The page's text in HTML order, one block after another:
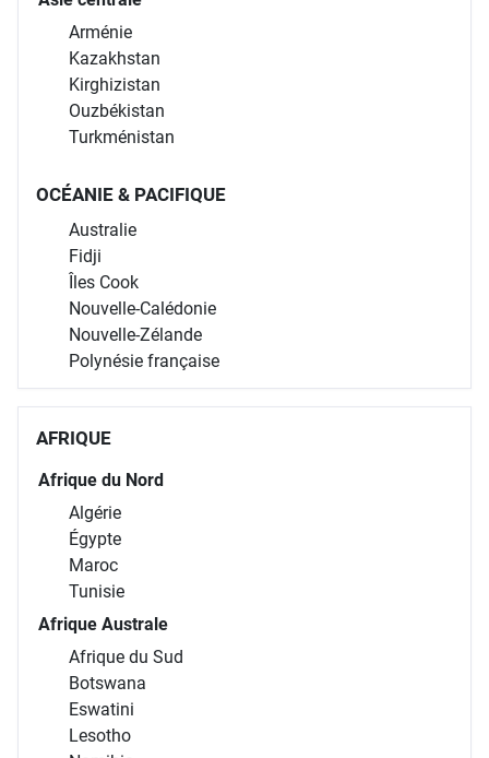
Arménie
Kazakhstan
Kirghizistan
Ouzbékistan
Turkménistan
OCÉANIE & PACIFIQUE
Australie
Fidji
Îles Cook
Nouvelle-Calédonie
Nouvelle-Zélande
Polynésie française
AFRIQUE
Afrique du Nord
Algérie
Égypte
Maroc
Tunisie
Afrique Australe
Afrique du Sud
Botswana
Eswatini
Lesotho